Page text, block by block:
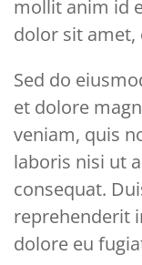
mollit anim id
dolor sit amet,
Sed do
et dolore
veniam, quis
laboris nisi ut
consequat.
reprehenderit
dolore eu